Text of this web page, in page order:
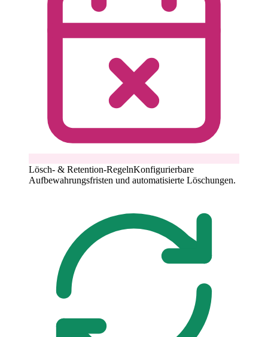
Lösch- & Retention-RegelnKonfigurierbare
Aufbewahrungsfristen und automatisierte Löschungen.